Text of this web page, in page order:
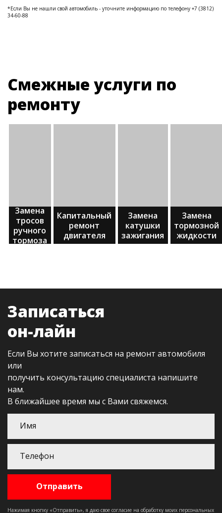
*Если Вы не нашли свой автомобиль - уточните информацию по телефону +7 (3812)
34-60-88
Смежные услуги по
ремонту
Замена
тросов
ручного
тормоза
Капитальный
ремонт
двигателя
Замена
катушки
зажигания
Замена
тормозной
жидкости
Записаться
он-лайн
Если Вы хотите записаться на ремонт автомобиля
или
получить консультацию специалиста напишите
нам.
В ближайшее время мы с Вами свяжемся.
Нажимая кнопку «Отправить», я даю свое согласие на обработку моих персональных